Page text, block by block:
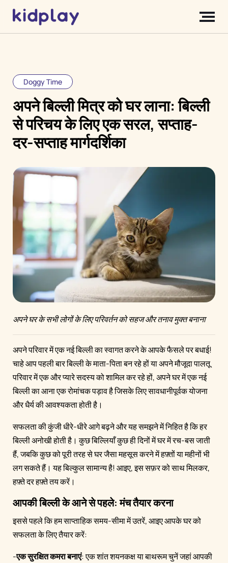
Doggy Time
अपने बिल्ली मित्र को घर लाना: बिल्ली
से परिचय के लिए एक सरल, सप्ताह-
दर-सप्ताह मार्गदर्शिका
अपने घर के सभी लोगों के लिए परिवर्तन को सहज और तनाव मुक्त बनाना
अपने परिवार में एक नई बिल्ली का स्वागत करने के आपके फैसले पर बधाई!
चाहे आप पहली बार बिल्ली के माता-पिता बन रहे हों या अपने मौजूदा पालतू
परिवार में एक और प्यारे सदस्य को शामिल कर रहे हों, अपने घर में एक नई
बिल्ली का आना एक रोमांचक पड़ाव है जिसके लिए सावधानीपूर्वक योजना
और धैर्य की आवश्यकता होती है।
सफलता की कुंजी धीरे-धीरे आगे बढ़ने और यह समझने में निहित है कि हर
बिल्ली अनोखी होती है। कुछ बिल्लियाँ कुछ ही दिनों में घर में रच-बस जाती
हैं, जबकि कुछ को पूरी तरह से घर जैसा महसूस करने में हफ़्तों या महीनों भी
लग सकते हैं। यह बिल्कुल सामान्य है! आइए, इस सफ़र को साथ मिलकर,
हफ़्ते दर हफ़्ते तय करें।
आपकी बिल्ली के आने से पहले: मंच तैयार करना
इससे पहले कि हम साप्ताहिक समय-सीमा में उतरें, आइए आपके घर को
सफलता के लिए तैयार करें:
-एक सुरक्षित कमरा बनाएं: एक शांत शयनकक्ष या बाथरूम चुनें जहां आपकी